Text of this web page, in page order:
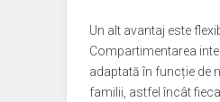
Un alt avantaj este
Compartimentarea
adaptată în funcție de
familii, astfel încât